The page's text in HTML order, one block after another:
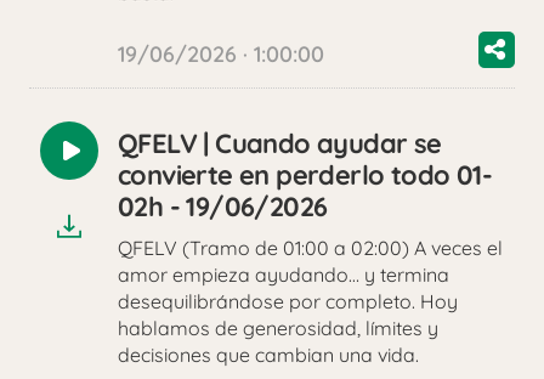
19/06/2026 · 1:00:00
Reproducir
audio
QFELV | Cuando ayudar se
convierte en perderlo todo 01-
02h - 19/06/2026
QFELV (Tramo de 01:00 a 02:00) A veces el
amor empieza ayudando… y termina
desequilibrándose por completo. Hoy
hablamos de generosidad, límites y
decisiones que cambian una vida.